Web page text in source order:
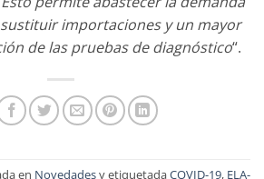
importaciones y un mayor
de las pruebas de diagnóstico“.
en Novedadesy etiquetadaCOVID-19, ELA-